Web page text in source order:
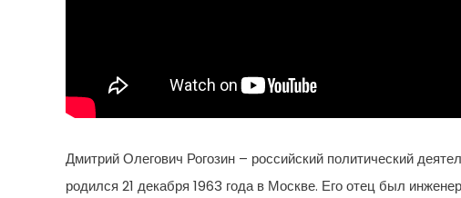
Дмитрий Олегович Рогозин – российский политический
родился 21 декабря 1963 года в Москве. Его отец был